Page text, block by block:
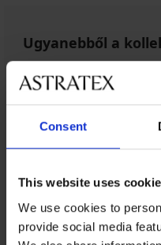
Consent
This website uses
We use cookies to
provide social media
Ugyanebből a